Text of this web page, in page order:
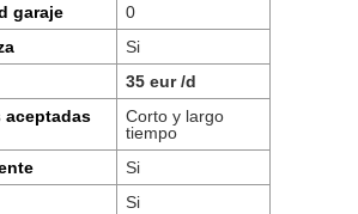
garaje
0
Si
35 eur /d
aceptadas
Corto y largo
tiempo
Si
Si